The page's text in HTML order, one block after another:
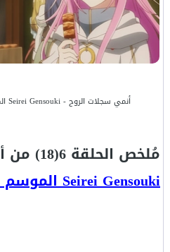
أنمي سجلات الروح - Seirei Gensouki الموسم 2 - صور من الحلقة 6(18)
مُلخص الحلقة 6(18) من أنمي
Seirei Gensouki الموسم 2